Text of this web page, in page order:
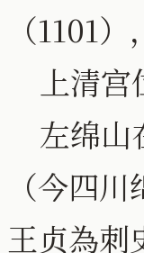
（1101
上清宫
左绵山
（今四
王贞為刺